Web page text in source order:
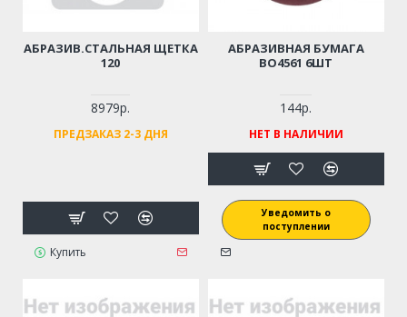
АБРАЗИВ.СТАЛЬНАЯ ЩЕТКА
120
8979р.
ПРЕДЗАКАЗ 2-3 ДНЯ
Купить
АБРАЗИВНАЯ БУМАГА
BO4561 6ШТ
144р.
НЕТ В НАЛИЧИИ
Уведомить о
поступлении